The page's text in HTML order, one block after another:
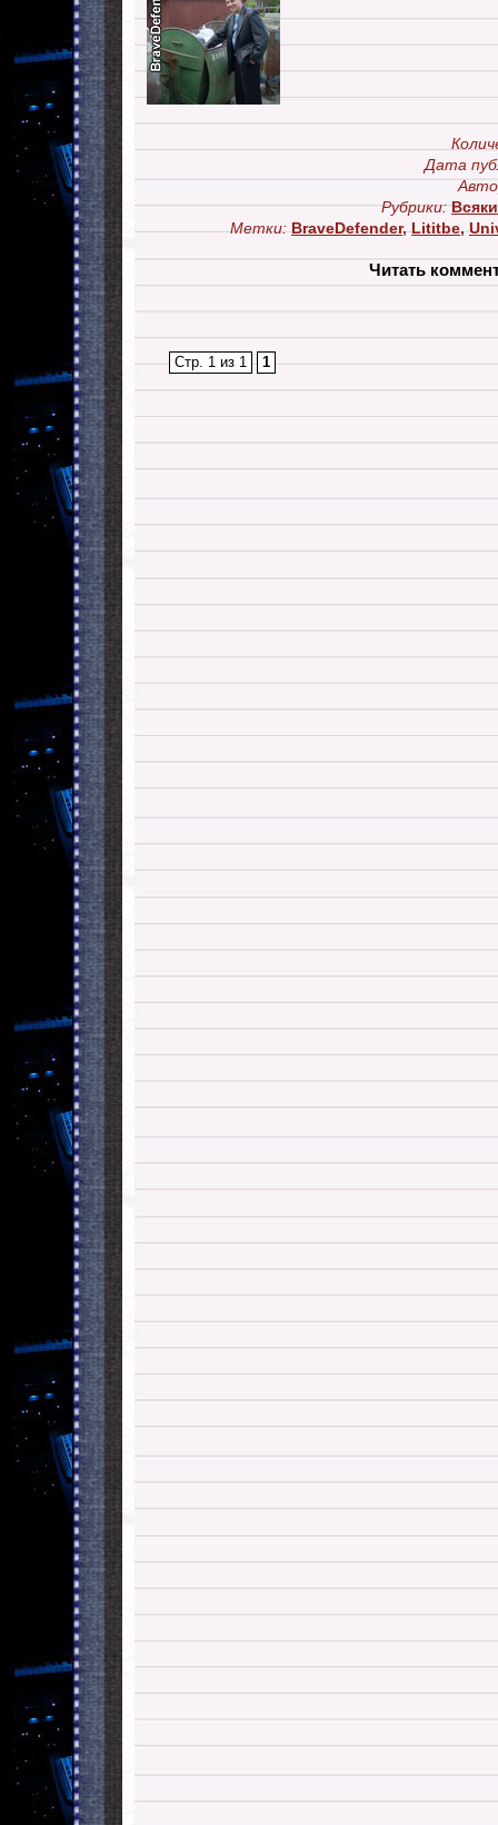
Дата
Рубрики:
Метки: BraveDefender,Lititbe,
Читать
Стр. 1 из 1 1